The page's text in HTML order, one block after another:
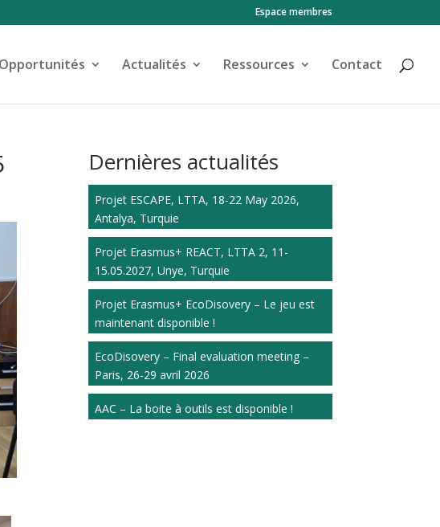
Espace membres
Opportunités Actualités Ressources Contact
Dernières actualités
Projet ESCAPE, LTTA, 18-22 May 2026,
Antalya, Turquie
Projet Erasmus+ REACT, LTTA 2, 11-
15.05.2027, Unye, Turquie
Projet Erasmus+ EcoDisovery – Le jeu est
maintenant disponible !
EcoDisovery – Final evaluation meeting –
Paris, 26-29 avril 2026
AAC – La boite à outils est disponible !